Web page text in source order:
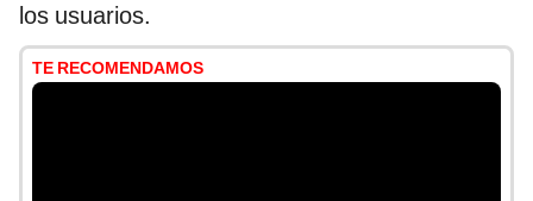
los usuarios.
TE RECOMENDAMOS